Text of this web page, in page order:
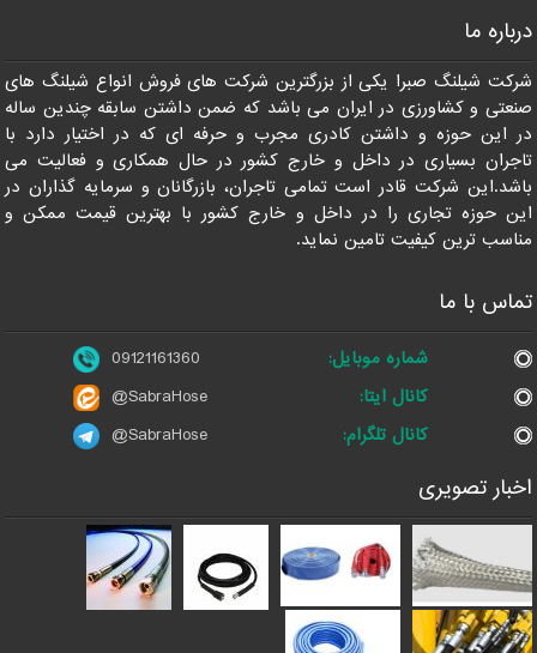
درباره ما
شرکت شیلنگ صبرا یکی از بزرگترین شرکت های فروش انواع شیلنگ های
صنعتی و کشاورزی در ایران می باشد که ضمن داشتن سابقه چندین ساله
در این حوزه و داشتن کادری مجرب و حرفه ای که در اختیار دارد با
تاجران بسیاری در داخل و خارج کشور در حال همکاری و فعالیت می
باشد.این شرکت قادر است تمامی تاجران، بازرگانان و سرمایه گذاران در
این حوزه تجاری را در داخل و خارج کشور با بهترین قیمت ممکن و
مناسب ترین کیفیت تامین نماید.
تماس با ما
شماره موبایل:
09121161360
کانال ایتا:
@SabraHose
کانال تلگرام:
@SabraHose
اخبار تصویری